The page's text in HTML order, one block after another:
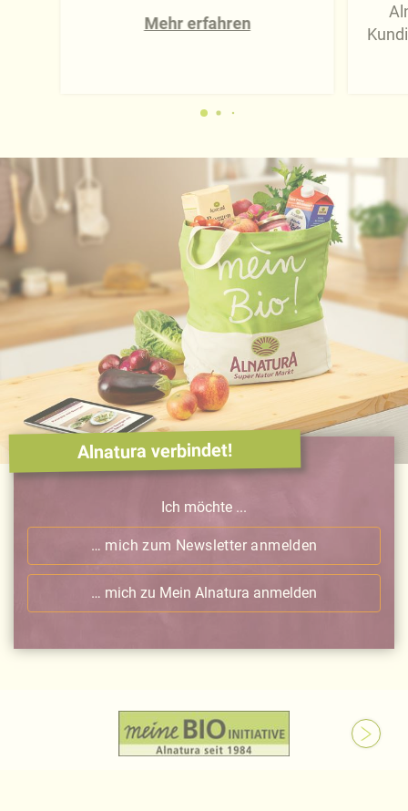
Mehr erfahren
Alnatura verbindet!
Ich möchte ...
… mich zum Newsletter anmelden
… mich zu Mein Alnatura anmelden